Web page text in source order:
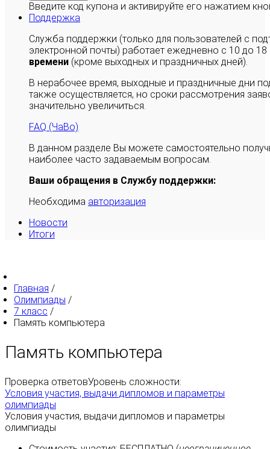
Введите код купона и активируйте его нажатием
Поддержка
Служба поддержки (только для пользователей с
электронной почты) работает ежедневно с 10 до
времени (кроме выходных и праздничных дней).
В нерабочее время, выходные и праздничные дни
также осуществляется, но сроки рассмотрения
значительно увеличиться.
FAQ (ЧаВо)
В данном разделе Вы можете самостоятельно
наиболее часто задаваемым вопросам.
Ваши обращения в Службу поддержки:
Необходима авторизация
Новости
Итоги
Главная /
Олимпиады /
7 класс /
Память компьютера
Память компьютера
Проверка ответовУровень сложности:
Условия участия, выдачи дипломов и параметры
олимпиады
Условия участия, выдачи дипломов и параметры
олимпиады